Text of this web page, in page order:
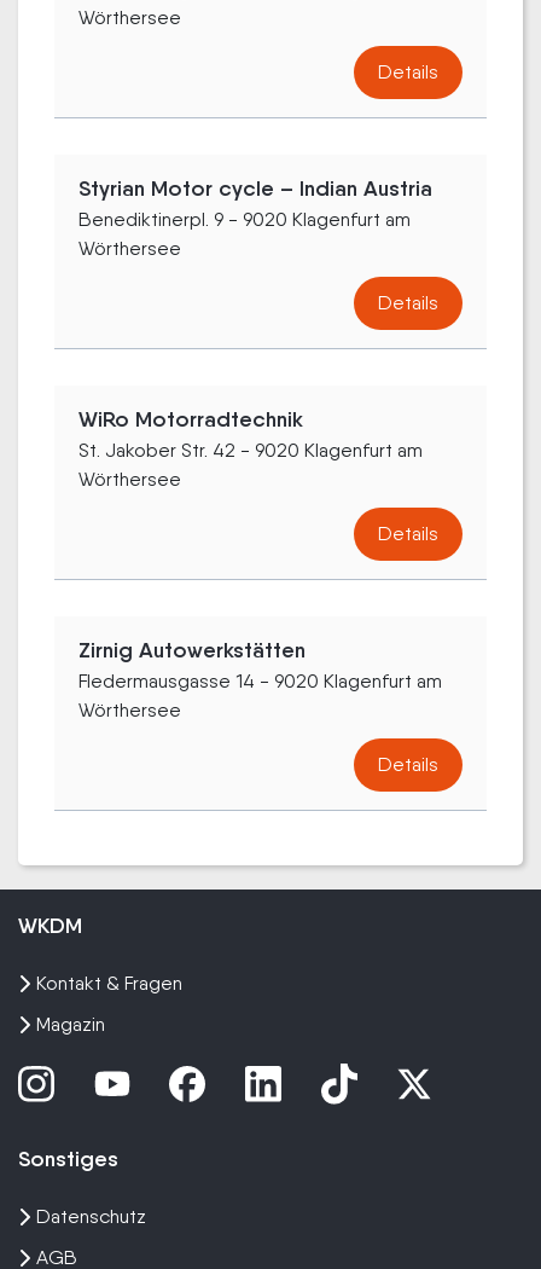
Wörthersee
Details
Styrian Motor cycle – Indian Austria
Benediktinerpl. 9 - 9020 Klagenfurt am
Wörthersee
Details
WiRo Motorradtechnik
St. Jakober Str. 42 - 9020 Klagenfurt am
Wörthersee
Details
Zirnig Autowerkstätten
Fledermausgasse 14 - 9020 Klagenfurt am
Wörthersee
Details
WKDM
Kontakt & Fragen
Magazin
Sonstiges
Datenschutz
AGB